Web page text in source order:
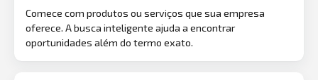
Comece com produtos ou serviços que sua empresa
oferece. A busca inteligente ajuda a encontrar
oportunidades além do termo exato.